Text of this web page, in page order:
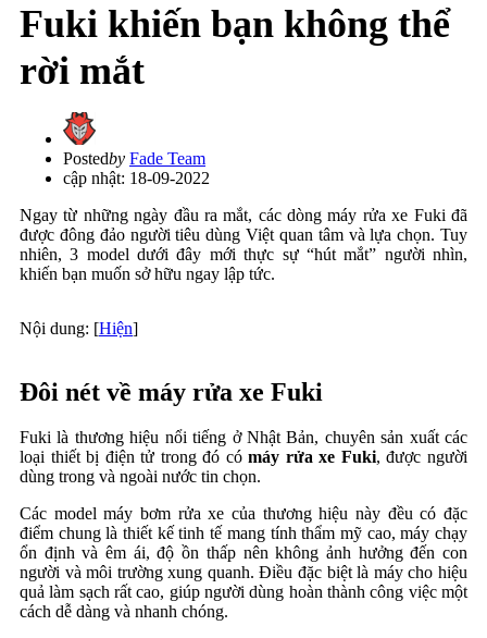
Fuki khiến bạn không thể
rời mắt
Postedby Fade Team
cập nhật: 18-09-2022
Ngay từ những ngày đầu ra mắt, các dòng máy rửa xe Fuki đã
được đông đảo người tiêu dùng Việt quan tâm và lựa chọn. Tuy
nhiên, 3 model dưới đây mới thực sự “hút mắt” người nhìn,
khiến bạn muốn sở hữu ngay lập tức.
Nội dung: [Hiện]
Đôi nét về máy rửa xe Fuki
Fuki là thương hiệu nổi tiếng ở Nhật Bản, chuyên sản xuất các
loại thiết bị điện tử trong đó cómáy rửa xe Fuki, được người
dùng trong và ngoài nước tin chọn.
Các model máy bơm rửa xe của thương hiệu này đều có đặc
điểm chung là thiết kế tinh tế mang tính thẩm mỹ cao, máy chạy
ổn định và êm ái, độ ồn thấp nên không ảnh hưởng đến con
người và môi trường xung quanh. Điều đặc biệt là máy cho hiệu
quả làm sạch rất cao, giúp người dùng hoàn thành công việc một
cách dễ dàng và nhanh chóng.